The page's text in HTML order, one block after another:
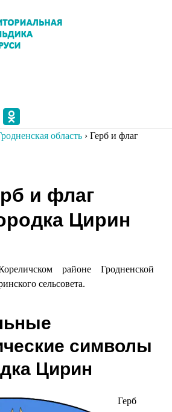
область › Герб и флаг
и флаг
Цирин
районе Гродненской
сельсовета.
символы
Цирин
Герб